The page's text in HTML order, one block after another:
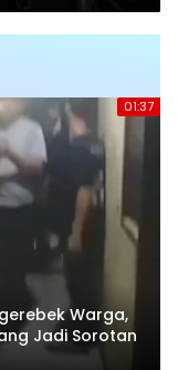
01:37
Warga,
Jadi Sorotan